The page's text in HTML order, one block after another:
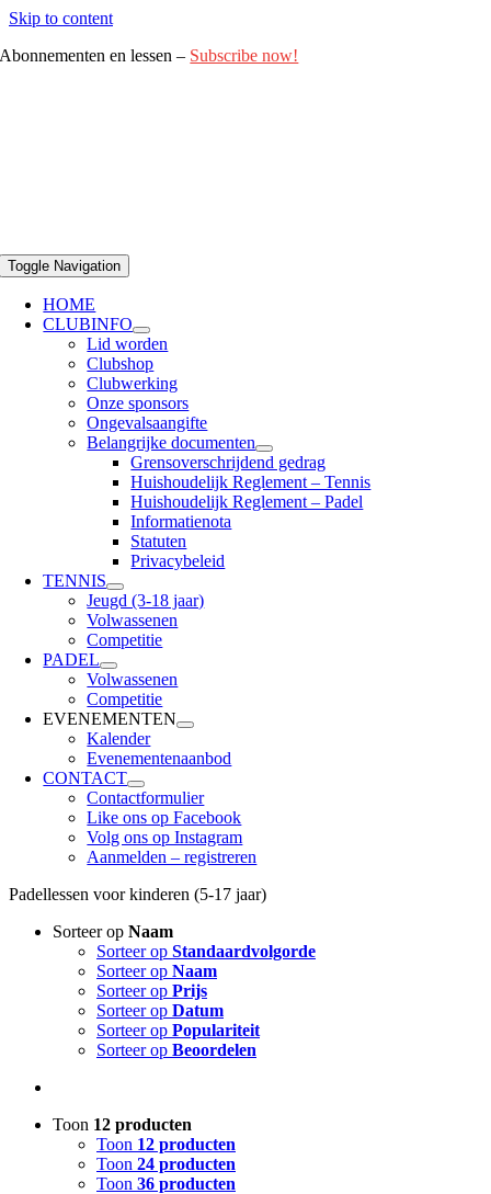
Skip to content
Abonnementen en lessen – Subscribe now!
Toggle Navigation
HOME
CLUBINFO
Lid worden
Clubshop
Clubwerking
Onze sponsors
Ongevalsaangifte
Belangrijke documenten
Grensoverschrijdend gedrag
Huishoudelijk Reglement – Tennis
Huishoudelijk Reglement – Padel
Informatienota
Statuten
Privacybeleid
TENNIS
Jeugd (3-18 jaar)
Volwassenen
Competitie
PADEL
Volwassenen
Competitie
EVENEMENTEN
Kalender
Evenementenaanbod
CONTACT
Contactformulier
Like ons op Facebook
Volg ons op Instagram
Aanmelden – registreren
Padellessen voor kinderen (5-17 jaar)
Sorteer op Naam
Sorteer op Standaardvolgorde
Sorteer op Naam
Sorteer op Prijs
Sorteer op Datum
Sorteer op Populariteit
Sorteer op Beoordelen
Toon 12 producten
Toon 12 producten
Toon 24 producten
Toon 36 producten